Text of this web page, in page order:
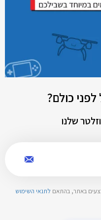
כולם?
שלנו
באתר, בהתאם לתנאי השימוש